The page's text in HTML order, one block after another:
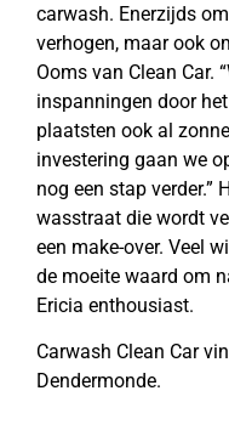
carwash. Enerzijds
verhogen, maar ook
Ooms van Clean Car.
inspanningen door
plaatsten ook al
investering gaan we
nog een stap verder.”
wasstraat die wordt
een make-over. Veel
de moeite waard om
Ericia enthousiast.
Carwash Clean Car
Dendermonde.